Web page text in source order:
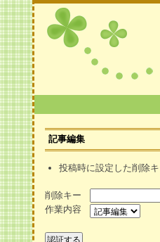
記事編集
投稿時に設定した削除
削除キー
作業内容